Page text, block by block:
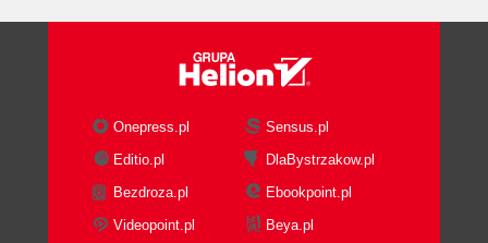
Onepress.pl
Sensus.pl
Editio.pl
DlaBystrzakow.pl
Bezdroza.pl
Ebookpoint.pl
Videopoint.pl
Beya.pl